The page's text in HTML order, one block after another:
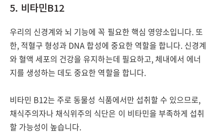
5. 비타민B12
우리의 신경계와 뇌 기능에 꼭 필요한 핵심 영양소입니다. 또
한, 적혈구 형성과 DNA 합성에 중요한 역할을 합니다. 신경계
와 혈액 세포의 건강을 유지하는데 필요하고, 체내에서 에너
지를 생성하는 데도 중요한 역할을 합니다.
비타민 B12는 주로 동물성 식품에서만 섭취할 수 있으므로,
채식주의자나 채식위주의 식단은 이 비타민을 부족하게 섭취
할 가능성이 높습니다.